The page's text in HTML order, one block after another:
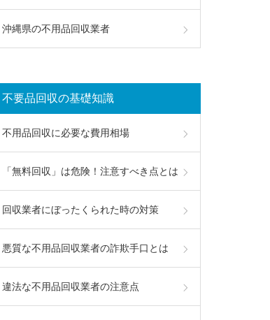
沖縄県の不用品回収業者
不要品回収の基礎知識
不用品回収に必要な費用相場
「無料回収」は危険！注意すべき点とは
回収業者にぼったくられた時の対策
悪質な不用品回収業者の詐欺手口とは
違法な不用品回収業者の注意点